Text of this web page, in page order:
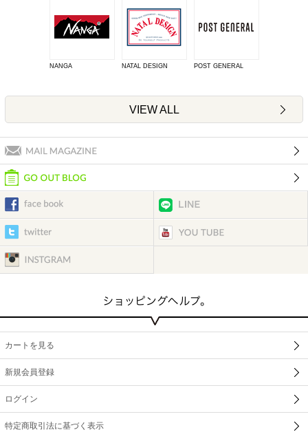
NANGA NATAL DESIGN POST GENERAL
VIEW ALL
カートを見る
新規会員登録
ログイン
特定商取引法に基づく表示